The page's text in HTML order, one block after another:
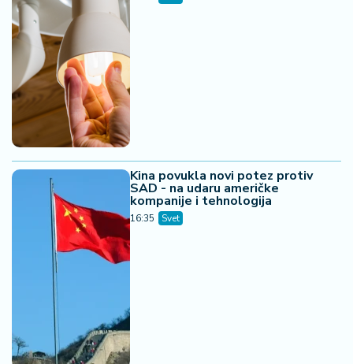
Kina povukla novi potez protiv
SAD - na udaru američke
kompanije i tehnologija
16:35 Svet